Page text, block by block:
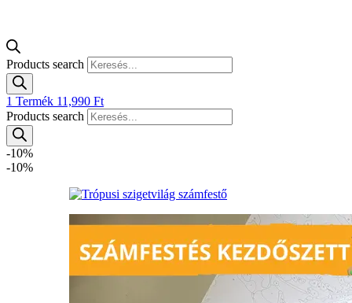
Products search
1 Termék 11,990 Ft
Products search
-10%
-10%